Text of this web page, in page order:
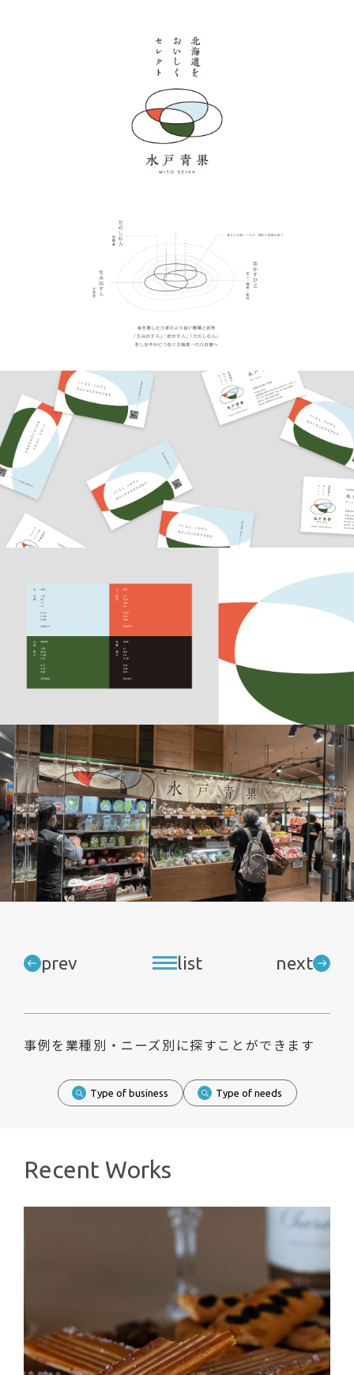
prev list next
事例を業種別・ニーズ別に探すことができます
Type of business Type of needs
Recent Works